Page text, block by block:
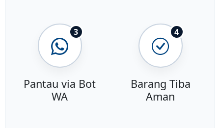
3
Pantau via Bot
WA
4
Barang Tiba
Aman